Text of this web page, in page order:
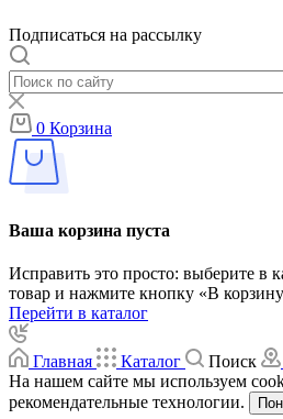
Подписаться на рассылку
0 Корзина
Ваша корзина пуста
Исправить это просто: выберите в
товар и нажмите кнопку «В
Перейти в каталог
Главная Каталог Поиск
На нашем сайте мы используем
рекомендательные технологии.